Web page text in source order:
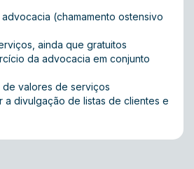
(chamamento ostensivo
ainda que gratuitos
da advocacia em conjunto
valores de serviços
a divulgação de listas de clientes e